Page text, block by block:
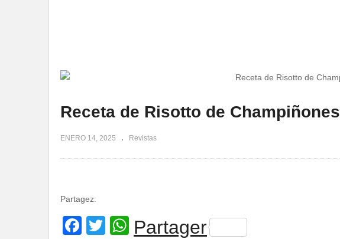
Receta de Risotto de Champiñones
ENERO 14, 2025 Revistas
Partagez:
Facebook
Twitter
WhatsApp
Partager